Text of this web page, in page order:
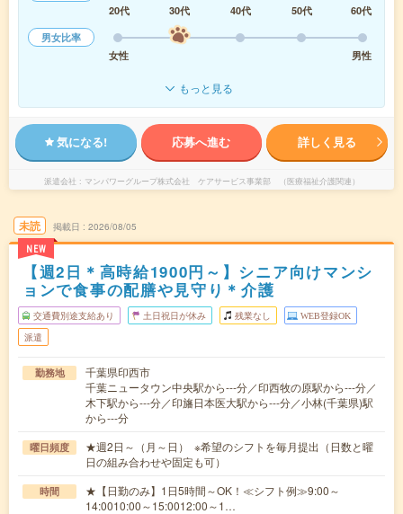
20代
30代 40代 50代
60代
男女比率
女性
男性
もっと見る
気になる! 応募へ進む 詳しく見る
派遣会社 マンパワーグループ株式会社 ケアサービス事業部 （医療福祉介護関連）
未読
NEW
掲載日 2026/08/05
【週2日＊高時給1900円～】シニア向けマンシ
ョンで食事の配膳や見守り＊介護
交通費別途支給あり 土日祝日が休み 残業なし WEB登録OK
派遣
勤務地
千葉県印西市
千葉ニュータウン中央駅から---分／印西牧の原駅から---分／
木下駅から---分／印旛日本医大駅から---分／小林(千葉県)駅
から---分
曜日頻度
★週2日～（月～日） ※希望のシフトを毎月提出（日数と曜
日の組み合わせや固定も可）
時間
★【日勤のみ】1日5時間～OK！≪シフト例≫9:00～
14:0010:00～15:0012:00～1…